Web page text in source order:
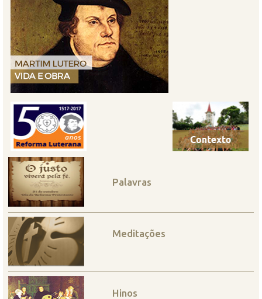
Palavras
Meditações
Hinos